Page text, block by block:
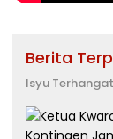
Berita
Isyu